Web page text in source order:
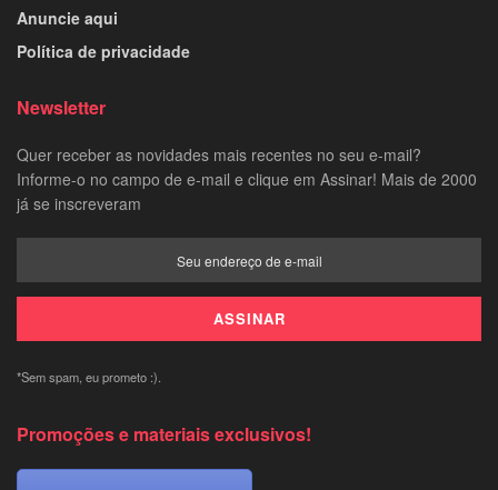
Anuncie aqui
Política de privacidade
Newsletter
Quer receber as novidades mais recentes no seu e-mail?
Informe-o no campo de e-mail e clique em Assinar! Mais de 2000
já se inscreveram
*Sem spam, eu prometo :).
Promoções e materiais exclusivos!